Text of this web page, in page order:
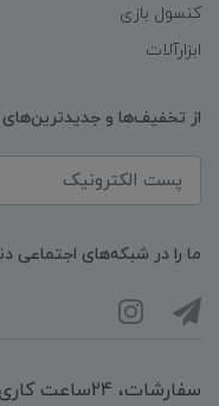
کنسول بازی
ابزارآلات
از تخفیف‌ها و
ما را در شبکه‌های اجتماعی
سفارشات،